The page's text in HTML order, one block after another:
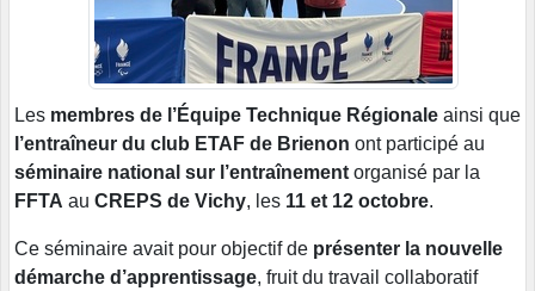
Les membres de l’Équipe Technique Régionale ainsi que
l’entraîneur du club ETAF de Brienon ont participé au
séminaire national sur l’entraînement organisé par la
FFTA au CREPS de Vichy, les 11 et 12 octobre.
Ce séminaire avait pour objectif de présenter la nouvelle
démarche d’apprentissage, fruit du travail collaboratif